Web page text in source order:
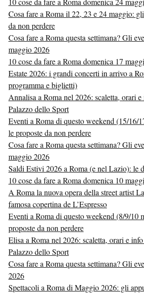
Cosa fare a Roma il 22, 23 e 24 maggio:
da non perdere
Cosa fare a Roma questa settimana? Gli
maggio 2026
10 cose da fare a Roma domenica 17
Estate 2026: i grandi concerti in arrivo a
programma e biglietti)
Annalisa a Roma nel 2026: scaletta, orari
Palazzo dello Sport
Eventi a Roma di questo weekend (15/16/
le proposte da non perdere
Cosa fare a Roma questa settimana? Gli
maggio 2026
Saldi Estivi 2026 a Roma (e nel Lazio): le
10 cose da fare a Roma domenica 10
A Roma la nuova opera della street artist
famosa copertina de L’Espresso
Eventi a Roma di questo weekend (8/9/10
proposte da non perdere
Elisa a Roma nel 2026: scaletta, orari e
Palazzo dello Sport
Cosa fare a Roma questa settimana? Gli
2026
Spettacoli a Roma di Maggio 2026: gli